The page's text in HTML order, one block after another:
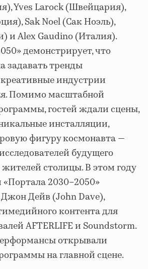
Yves Larock (Швейцария),
Sak Noel (Сак Ноэль),
и Alex Gaudino (Италия).
демонстрирует, что
задавать тренды
индустрии
Помимо масштабной
гостей ждали сцены,
инсталляции,
фигуру космонавта —
будущего
столицы. В этом году
2030–2050»
Дейв (John Dave),
контента для
AFTERLIFE и Soundstorm.
открывали
на главной сцене.